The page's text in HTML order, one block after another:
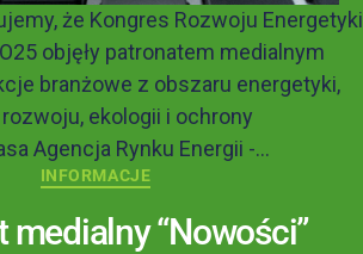
że Kongres Rozwoju Energetyki
objęły patronatem medialnym
branżowe z obszaru energetyki,
ekologii i ochrony
Agencja Rynku Energii -...
INFORMACJE
medialny “Nowości”